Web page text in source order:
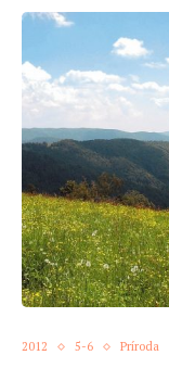
2012 5-6 Príroda